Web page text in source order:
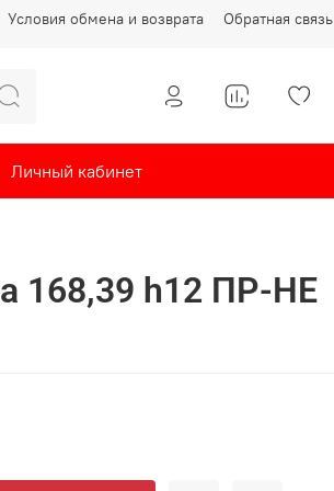
Условия обмена и возврата Обратная связь
Личный кабинет
168,39 h12 ПР-НЕ